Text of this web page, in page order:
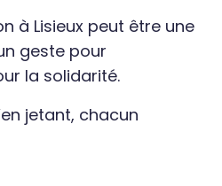
à Lisieux peut être une
geste pour
la solidarité.
jetant, chacun